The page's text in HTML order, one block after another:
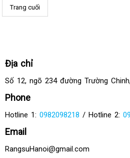
Trang cuối
Địa chỉ
Số 12, ngõ 234 đường Trường
Phone
Hotline 1: 0982098218 / Hotline 2:
Email
RangsuHanoi@gmail.com